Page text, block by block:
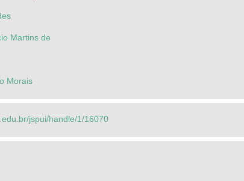
Martins de
Morais
jspui/handle/1/16070